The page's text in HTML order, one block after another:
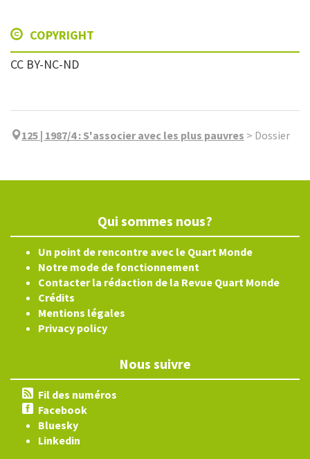
COPYRIGHT
CC BY-NC-ND
125 | 1987/4: S'associer avec les plus pauvres > Dossier
Qui sommes nous?
Un point de rencontre avec le Quart Monde
Notre mode de fonctionnement
Contacter la rédaction de la Revue Quart Monde
Crédits
Mentions légales
Privacy policy
Nous suivre
Fil des numéros
Facebook
Bluesky
Linkedin